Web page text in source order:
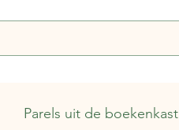
Parels uit de boekenkast